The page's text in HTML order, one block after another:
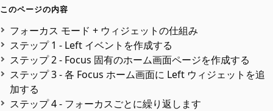
このページの内容
フォーカス モード + ウィジェットの仕組み
ステップ 1 - Left イベントを作成する
ステップ 2 - Focus 固有のホーム画面ページを作成する
ステップ 3 - 各 Focus ホーム画面に Left ウィジェットを追
加する
ステップ 4 - フォーカスごとに繰り返します